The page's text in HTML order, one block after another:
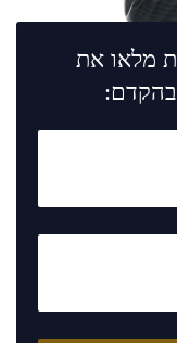
מלאו את
בהקדם: